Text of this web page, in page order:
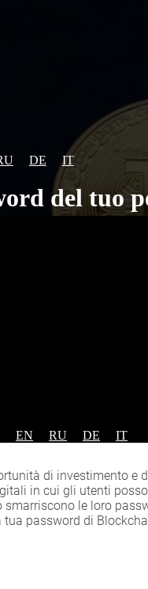
DE IT
EN RU DE IT
del tuo
di investimento
in cui gli utenti
le loro
password di